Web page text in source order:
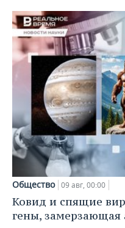
Общество 09 авг, 00:00
Ковид и спящие
гены, замерзающая